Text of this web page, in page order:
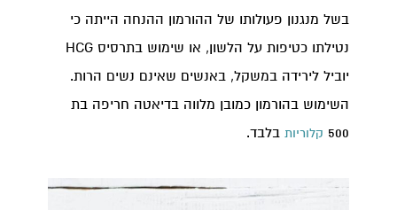
בשל מנגנון פעולותו של ההורמון ההנחה הייתה כי
נטילתו כטיפות על הלשון, או שימוש בתרסיס HCG
יוביל לירידה במשקל, באנשים שאינם נשים הרות.
השימוש בהורמון כמובן מלווה בדיאטה חריפה בת
500 קלוריות בלבד.